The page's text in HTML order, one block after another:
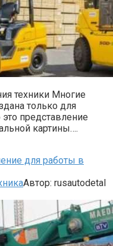
техники Многие
только для
представление
картины….
для работы в
Автор: rusautodetal